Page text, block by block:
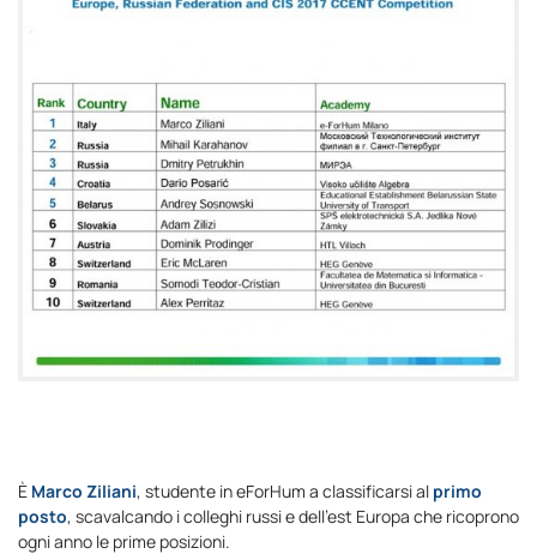
È Marco Ziliani, studente in eForHum a classificarsi al primo
posto, scavalcando i colleghi russi e dell’est Europa che ricoprono
ogni anno le prime posizioni.